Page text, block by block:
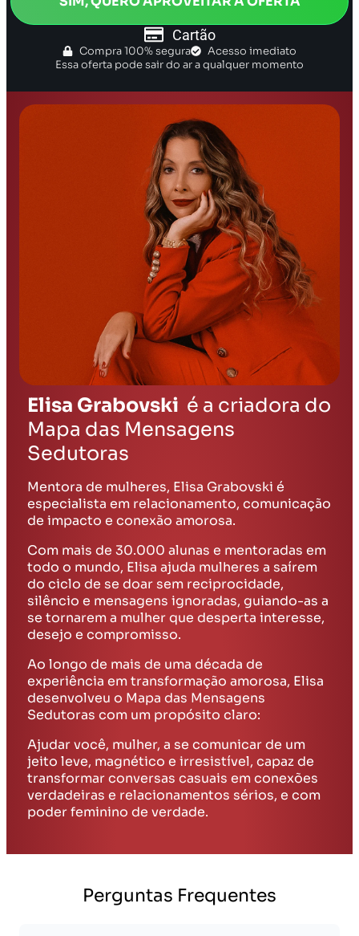
Cartão
Compra 100% segura
Acesso imediato
Essa oferta pode sair do ar a qualquer momento
Elisa Grabovski é a criadora do
Mapa das Mensagens
Sedutoras
Mentora de mulheres, Elisa Grabovski é
especialista em relacionamento, comunicação
de impacto e conexão amorosa.
Com mais de 30.000 alunas e mentoradas em
todo o mundo, Elisa ajuda mulheres a saírem
do ciclo de se doar sem reciprocidade,
silêncio e mensagens ignoradas, guiando-as a
se tornarem a mulher que desperta interesse,
desejo e compromisso.
Ao longo de mais de uma década de
experiência em transformação amorosa, Elisa
desenvolveu o Mapa das Mensagens
Sedutoras com um propósito claro:
Ajudar você, mulher, a se comunicar de um
jeito leve, magnético e irresistível, capaz de
transformar conversas casuais em conexões
verdadeiras e relacionamentos sérios, e com
poder feminino de verdade.
Perguntas Frequentes